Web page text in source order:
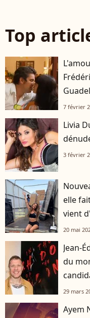
Top
7 février
Livia
3 février
elle
vient
20 mai
Jean-
du
29 mars
Ayem